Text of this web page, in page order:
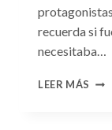
recuerda si
necesitaba…
LEER MÁS